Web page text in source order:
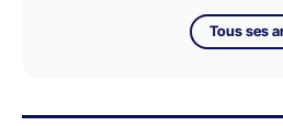
Tous ses